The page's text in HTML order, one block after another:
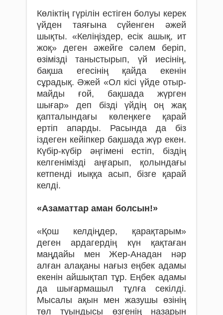
Көліктің гүрілін естіген болуы керек
үйден таяғына сүйенген әжей
шықты. «Келіңіздер, есік ашық, ит
жоқ» деген әжейге сәлем беріп,
өзіміз­ді таныстырып, үй иесінің,
бақша егесінің қайда екенін
сұрадық. Әжей «Ол кісі үйде отыр­
майды ғой, бақшада жүрген
шығар» деп бізді үйдің оң жақ
қапталындағы көлеңкеге қарай
ертіп апарды. Расында да біз
іздеген кейіпкер бақшада жүр екен.
Күбір-күбір әңгімені естіп, біздің
келгенімізді аңғарып, қолын­дағы
кетпенді иыққа асып, бізге қарай
келді.
«Азаматтар аман болсын!»
«Қош келдіңдер, қарақтарым»
деген арда­гердің күн қақтаған
маңдайы мен Жер-Анадан нәр
алған алақаны нағыз еңбек адамы
екенін айшықтап тұр. Еңбек адамы
да шығармашыл тұлға секілді.
Мысалы ақын мен жазушы өзінің
төл туындысы өзгенің назарын